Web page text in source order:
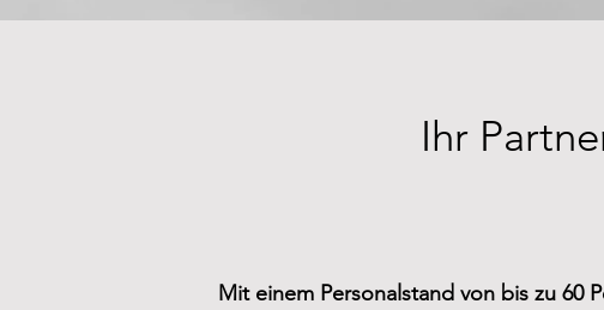
Ihr
Mit einem Personalstand von bis zu